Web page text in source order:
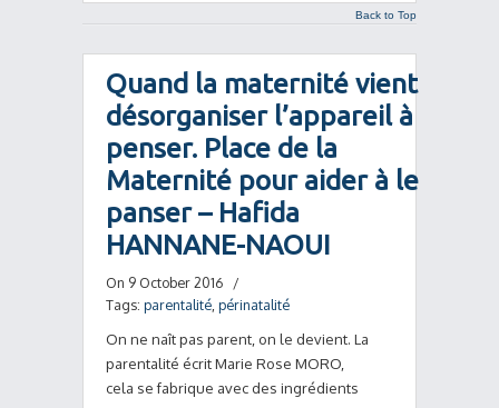
Back to Top
Quand la maternité vient
désorganiser l’appareil à
penser. Place de la
Maternité pour aider à le
panser – Hafida
HANNANE-NAOUI
On 9 October 2016
/
Tags: parentalité périnatalité
On ne naît pas parent, on le devient. La
parentalité écrit Marie Rose MORO,
cela se fabrique avec des ingrédients